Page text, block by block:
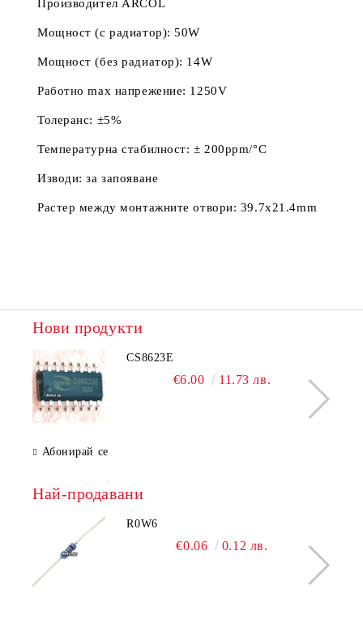
Производител ARCOL
Мощност (с радиатор): 50W
Мощност (без радиатор): 14W
Работно max напрежение: 1250V
Толеранс: ±5%
Температурна стабилност: ± 200ppm/°C
Изводи: за запояване
Растер между монтажните отвори: 39.7x21.4mm
Нови продукти
CS8623E
€6.00 11.73 лв.
Абонирай се
Най-продавани
R0W6
€0.06 0.12 лв.